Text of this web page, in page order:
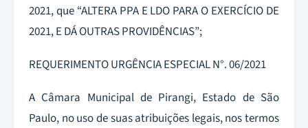
2021, que “ALTERA PPA E LDO PARA O EXERCÍCIO DE
2021, E DÁ OUTRAS PROVIDÊNCIAS”;
REQUERIMENTO URGÊNCIA ESPECIAL N°. 06/2021
A Câmara Municipal de Pirangi, Estado de São
Paulo, no uso de suas atribuições legais, nos termos